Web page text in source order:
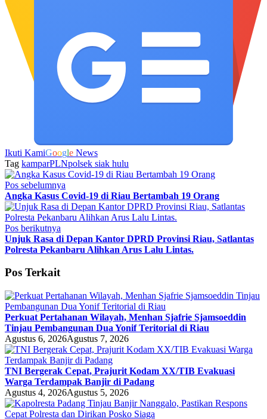
Ikuti KamiGoogle News
Tag kamparPLNpolsek siak hulu
Pos sebelumnya
Angka Kasus Covid-19 di Riau Bertambah 19 Orang
Pos berikutnya
Unjuk Rasa di Depan Kantor DPRD Provinsi Riau, Satlantas
Polresta Pekanbaru Alihkan Arus Lalu Lintas.
Pos Terkait
Perkuat Pertahanan Wilayah, Menhan Sjafrie Sjamsoeddin
Tinjau Pembangunan Dua Yonif Teritorial di Riau
Agustus 6, 2026Agustus 7, 2026
TNI Bergerak Cepat, Prajurit Kodam XX/TIB Evakuasi
Warga Terdampak Banjir di Padang
Agustus 4, 2026Agustus 5, 2026